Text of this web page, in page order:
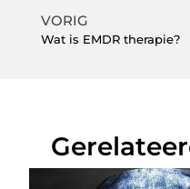
VORIG
Wat is EMDR therapie?